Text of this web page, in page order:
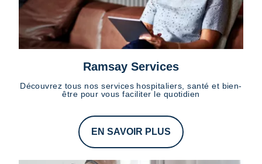
Ramsay Services
Découvrez tous nos services hospitaliers, santé et bien-
être pour vous faciliter le quotidien
EN SAVOIR PLUS